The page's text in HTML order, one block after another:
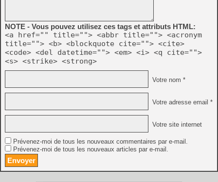
NOTE - Vous pouvez utilisez ces tags et attributs HTML:
<a href="" title=""> <abbr title=""> <acronym
title=""> <b> <blockquote cite=""> <cite>
<code> <del datetime=""> <em> <i> <q cite="">
<s> <strike> <strong>
Votre nom *
Votre adresse email *
Votre site internet
Prévenez-moi de tous les nouveaux commentaires par e-mail.
Prévenez-moi de tous les nouveaux articles par e-mail.